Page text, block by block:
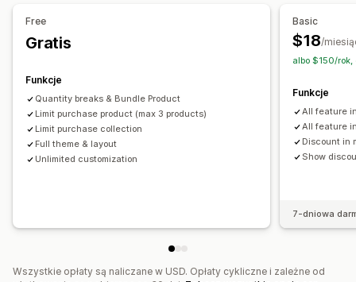
Rabaty ilościowe
Rabaty procentowe
Darmowa wysyłka
Wiadomości niestandardowe
Free
Gratis
Funkcje
Quantity breaks & Bundle Product
Limit purchase product (max 3 products)
Limit purchase collection
Full theme & layout
Unlimited customization
Basic
$18/
albo $150/rok,
Funkcje
All feature
All feature
Discount in
Show
7-dniowa
Wszystkie opłaty są naliczane w USD. Opłaty cykliczne i zależne od